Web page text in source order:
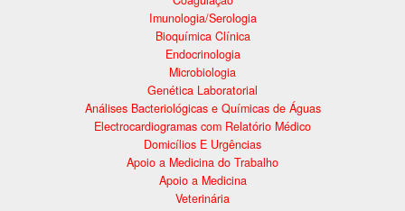
Imunologia/Serologia
Bioquímica Clínica
Endocrinologia
Microbiologia
Genética Laboratorial
Análises Bacteriológicas eQuímicas de Águas
Electrocardiogramas com Relatório Médico
Domicílios E Urgências
Apoio a Medicina do Trabalho
Apoio a Medicina
Veterinária